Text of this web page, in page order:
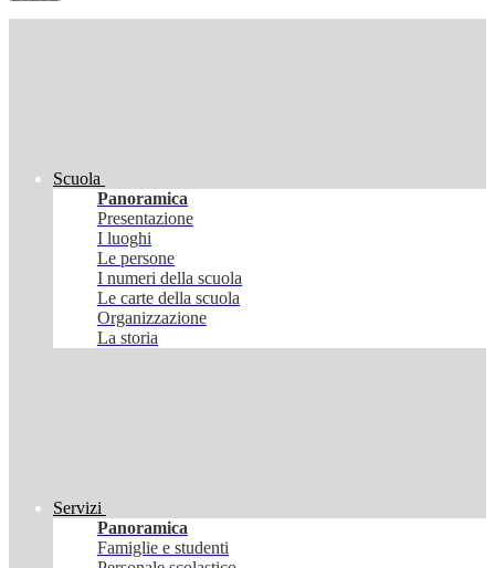
Scuola
Panoramica
Presentazione
I luoghi
Le persone
I numeri della scuola
Le carte della scuola
Organizzazione
La storia
Servizi
Panoramica
Famiglie e studenti